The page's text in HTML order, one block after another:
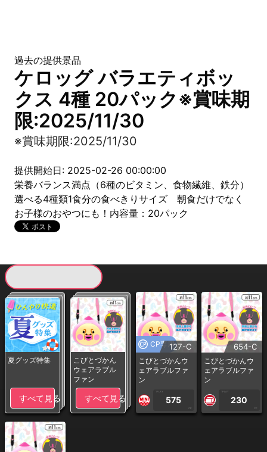
過去の提供景品
ケロッグ バラエティボッ
クス 4種 20パック※賞味期
限:2025/11/30
※賞味期限:2025/11/30
提供開始日: 2025-02-26 00:00:00
栄養バランス満点（6種のビタミン、食物繊維、鉄分）
選べる4種類1食分の食べきりサイズ 朝食だけでなく
お子様のおやつにも！内容量：20パック
夏グッズ特集
すべて見る
こびとづかん
ウェアラブル
ファン
すべて見る
CP専用127-C
こびとづかんウ
ェアラブルファ
ン
1PLAY
575
CP
654-C
こびとづかんウ
ェアラブルファ
ン
1PLAY
230
CP